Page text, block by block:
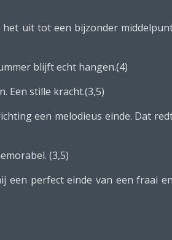
uit tot een bijzonder
blijft echt hangen.(4)
Een stille kracht.(3,5)
een melodieus einde. Dat
(3,5)
een perfect einde van een fraai en